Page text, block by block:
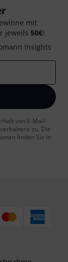
mit
jeweils 50€!
Insights
von E-Mail-
zu. Die
finden Sie in